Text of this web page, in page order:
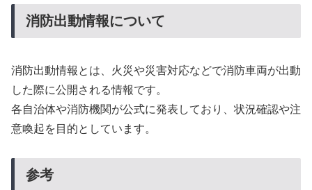
消防出動情報について
消防出動情報とは、火災や災害対応などで消防車両が出動
した際に公開される情報です。
各自治体や消防機関が公式に発表しており、状況確認や注
意喚起を目的としています。
参考